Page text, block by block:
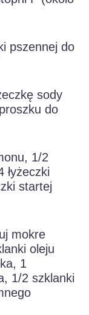
pszennej do
sody
do
1/2
łyżeczki
startej
mokre
oleju
1
1/2 szklanki